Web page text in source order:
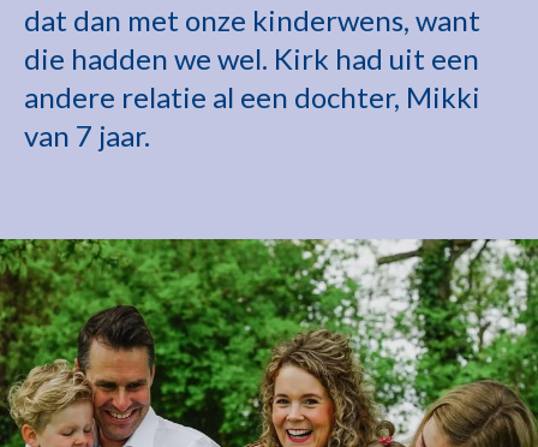
dat dan met onze kinderwens, want
die hadden we wel. Kirk had uit een
andere relatie al een dochter, Mikki
van 7 jaar.